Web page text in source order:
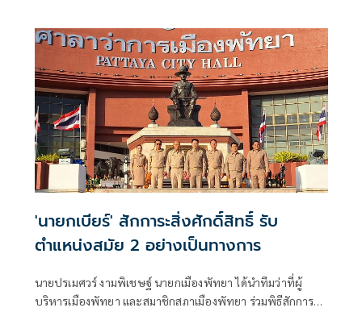
'นายกเบียร์' สักการะสิ่งศักดิ์สิทธิ์ รับ
ตำแหน่งสมัย 2 อย่างเป็นทางการ
นายปรเมศวร์ งามพิเชษฐ์ นายกเมืองพัทยา ได้นำทีมว่าที่ผู้
บริหารเมืองพัทยา และสมาชิกสภาเมืองพัทยา ร่วมพิธีสักการะ